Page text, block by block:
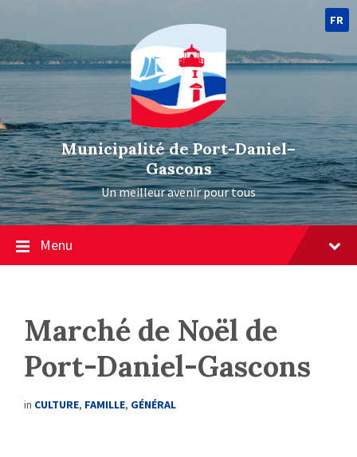
FR
Municipalité de Port-Daniel–
Gascons
Un meilleur avenir pour tous
Menu
Marché de Noël de
Port-Daniel-Gascons
in CULTURE, FAMILLE, GÉNÉRAL